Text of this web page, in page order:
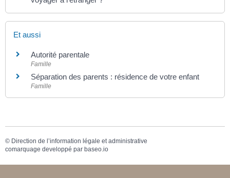
Et aussi
Autorité parentale
Famille
Séparation des parents : résidence de votre enfant
Famille
© Direction de l’information légale et administrative
comarquage developpé par baseo.io